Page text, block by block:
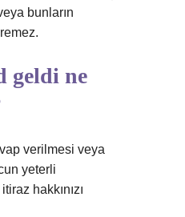
bunların
geldi ne
verilmesi veya
yeterli
hakkınızı